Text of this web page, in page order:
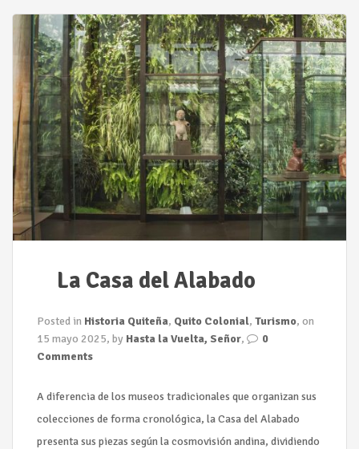
La Casa del Alabado
Posted in Historia Quiteña, Quito Colonial, Turismo, on
15 mayo 2025, by Hasta la Vuelta, Señor,
0
Comments
A diferencia de los museos tradicionales que organizan sus
colecciones de forma cronológica, la Casa del Alabado
presenta sus piezas según la cosmovisión andina, dividiendo